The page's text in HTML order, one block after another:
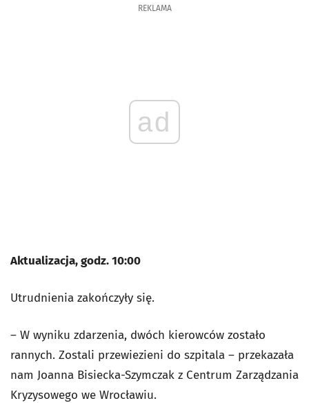
REKLAMA
ad
Aktualizacja, godz. 10:00
Utrudnienia zakończyły się.
– W wyniku zdarzenia, dwóch kierowców zostało
rannych. Zostali przewiezieni do szpitala – przekazała
nam Joanna Bisiecka-Szymczak z Centrum Zarządzania
Kryzysowego we Wrocławiu.